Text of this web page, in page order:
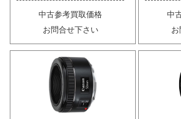
中古参考買取価格
お問合せ下さい
中